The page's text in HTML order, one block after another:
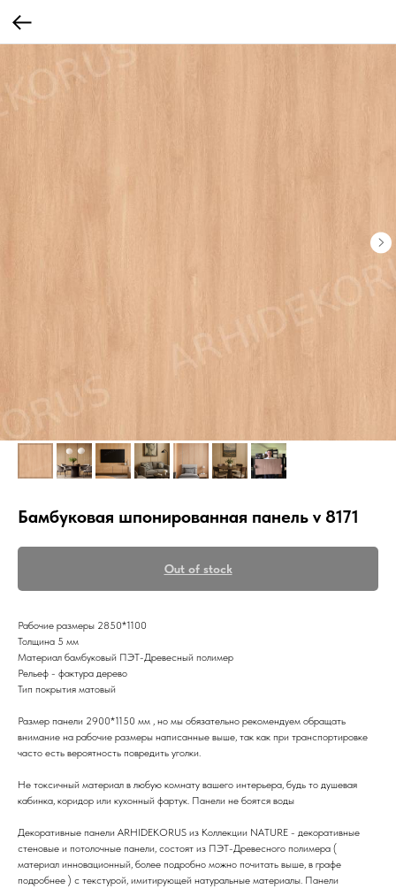
Бамбуковая шпонированная панель v 8171
Out of stock
Рабочие размеры 2850*1100
Толщина 5 мм
Материал бамбуковый ПЭТ-Древесный полимер
Рельеф - фактура дерево
Тип покрытия матовый
Размер панели 2900*1150 мм , но мы обязательно рекомендуем обращать
внимание на рабочие размеры написанные выше, так как при транспортировке
часто есть вероятность повредить уголки.
Не токсичный материал в любую комнату вашего интерьера, будь то душевая
кабинка, коридор или кухонный фартук. Панели не боятся воды
Декоративные панели ARHIDEKORUS из Коллекции NATURE - декоративные
стеновые и потолочные панели, состоят из ПЭТ-Древесного полимера (
материал инновационный, более подробно можно почитать выше, в графе
подробнее ) с текстурой, имитирующей натуральные материалы. Панели